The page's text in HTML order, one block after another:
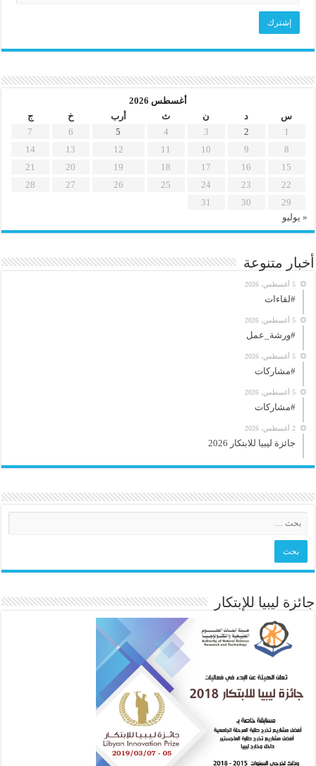
أغسطس 2026
س
د ن ث أرب خ
ج
1
2
3
4
5
6
7
8
9
10
11
12
13
14
15
16
17
18
19
20
21
22
23
24
25
26
27
28
29
30
31
« يوليو
أخبار متنوعة
5 أغسطس، 2026
#لقاءات
5 أغسطس، 2026
#ورشة_عمل
5 أغسطس، 2026
#مشاركات
5 أغسطس، 2026
#مشاركات
2 أغسطس، 2026
جائزة ليبيا للابتكار 2026
جائزة ليبيا للإبتكار